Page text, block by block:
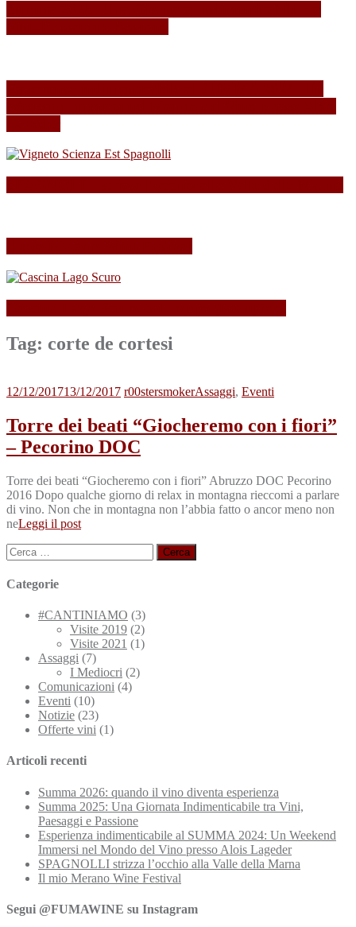
Tag: corte de cortesi
12/12/201713/12/2017 r00stersmokerAssaggi, Eventi
Torre dei beati “Giocheremo con i fiori”
– Pecorino DOC
Torre dei beati “Giocheremo con i fiori” Abruzzo DOC Pecorino
2016 Dopo qualche giorno di relax in montagna rieccomi a parlare
di vino. Non che in montagna non l’abbia fatto o ancor meno non
neLeggi il post
Ricerca
per:
Categorie
#CANTINIAMO (3)
Visite 2019 (2)
Visite 2021 (1)
Assaggi (7)
I Mediocri (2)
Comunicazioni (4)
Eventi (10)
Notizie (23)
Offerte vini (1)
Articoli recenti
Summa 2026: quando il vino diventa esperienza
Summa 2025: Una Giornata Indimenticabile tra Vini,
Paesaggi e Passione
Esperienza indimenticabile al SUMMA 2024: Un Weekend
Immersi nel Mondo del Vino presso Alois Lageder
SPAGNOLLI strizza l’occhio alla Valle della Marna
Il mio Merano Wine Festival
Segui @FUMAWINE su Instagram